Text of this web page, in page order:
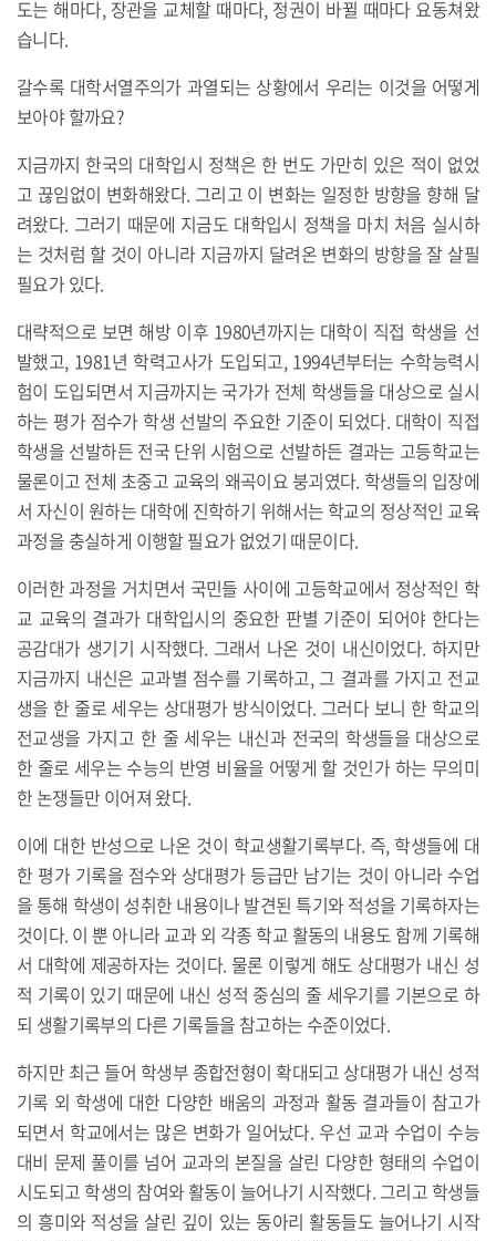
도는 해마다, 장관을 교체할 때마다, 정권이 바뀔 때마다 요동쳐왔
습니다.
갈수록 대학서열주의가 과열되는 상황에서 우리는 이것을 어떻게
보아야 할까요?
지금까지 한국의 대학입시 정책은 한 번도 가만히 있은 적이 없었
고 끊임없이 변화해왔다. 그리고 이 변화는 일정한 방향을 향해 달
려왔다. 그러기 때문에 지금도 대학입시 정책을 마치 처음 실시하
는 것처럼 할 것이 아니라 지금까지 달려온 변화의 방향을 잘 살필
필요가 있다.
대략적으로 보면 해방 이후 1980년까지는 대학이 직접 학생을 선
발했고, 1981년 학력고사가 도입되고, 1994년부터는 수학능력시
험이 도입되면서 지금까지는 국가가 전체 학생들을 대상으로 실시
하는 평가 점수가 학생 선발의 주요한 기준이 되었다. 대학이 직접
학생을 선발하든 전국 단위 시험으로 선발하든 결과는 고등학교는
물론이고 전체 초중고 교육의 왜곡이요 붕괴였다. 학생들의 입장에
서 자신이 원하는 대학에 진학하기 위해서는 학교의 정상적인 교육
과정을 충실하게 이행할 필요가 없었기 때문이다.
이러한 과정을 거치면서 국민들 사이에 고등학교에서 정상적인 학
교 교육의 결과가 대학입시의 중요한 판별 기준이 되어야 한다는
공감대가 생기기 시작했다. 그래서 나온 것이 내신이었다. 하지만
지금까지 내신은 교과별 점수를 기록하고, 그 결과를 가지고 전교
생을 한 줄로 세우는 상대평가 방식이었다. 그러다 보니 한 학교의
전교생을 가지고 한 줄 세우는 내신과 전국의 학생들을 대상으로
한 줄로 세우는 수능의 반영 비율을 어떻게 할 것인가 하는 무의미
한 논쟁들만 이어져 왔다.
이에 대한 반성으로 나온 것이 학교생활기록부다. 즉, 학생들에 대
한 평가 기록을 점수와 상대평가 등급만 남기는 것이 아니라 수업
을 통해 학생이 성취한 내용이나 발견된 특기와 적성을 기록하자는
것이다. 이 뿐 아니라 교과 외 각종 학교 활동의 내용도 함께 기록해
서 대학에 제공하자는 것이다. 물론 이렇게 해도 상대평가 내신 성
적 기록이 있기 때문에 내신 성적 중심의 줄 세우기를 기본으로 하
되 생활기록부의 다른 기록들을 참고하는 수준이었다.
하지만 최근 들어 학생부 종합전형이 확대되고 상대평가 내신 성적
기록 외 학생에 대한 다양한 배움의 과정과 활동 결과들이 참고가
되면서 학교에서는 많은 변화가 일어났다. 우선 교과 수업이 수능
대비 문제 풀이를 넘어 교과의 본질을 살린 다양한 형태의 수업이
시도되고 학생의 참여와 활동이 늘어나기 시작했다. 그리고 학생들
의 흥미와 적성을 살린 깊이 있는 동아리 활동들도 늘어나기 시작